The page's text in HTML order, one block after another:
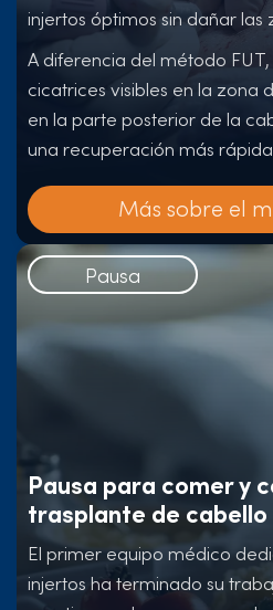
injertos óptimos sin dañar las
A diferencia del método
cicatrices visibles en la zona
en la parte posterior de la
una recuperación más
Más sobre el
Pausa
Pausa para comer y
trasplante de cabello
El primer equipo médico
injertos ha terminado su